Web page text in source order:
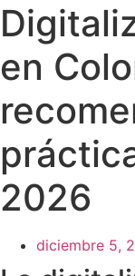
en
2026
diciembre 5,